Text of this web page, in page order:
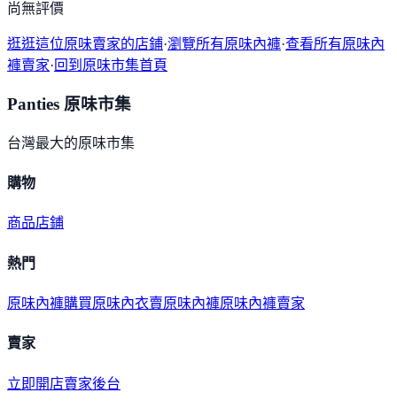
尚無評價
逛逛這位原味賣家的店鋪·瀏覽所有原味內褲·查看所有原味內
褲賣家·回到原味市集首頁
Panties 原味市集
台灣最大的原味市集
購物
商品店鋪
熱門
原味內褲購買原味內衣賣原味內褲原味內褲賣家
賣家
立即開店賣家後台